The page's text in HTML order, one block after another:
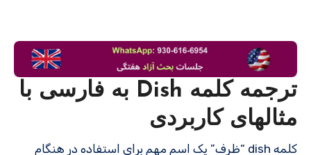
ترجمه کلمه Dish به فارسی با
مثالهای کاربردی
کلمه dish “ظرف” یک اسم مهم برای استفاده در هنگام